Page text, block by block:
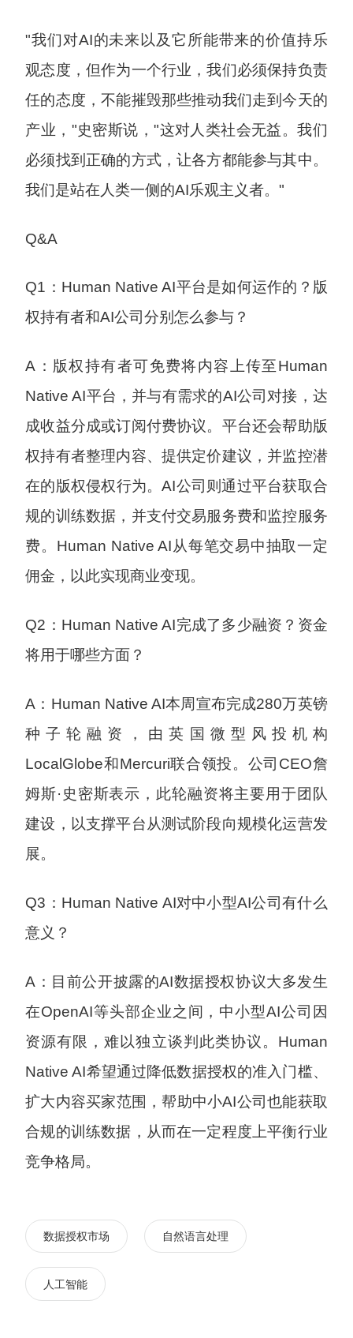
"我们对AI的未来以及它所能带来的价值持乐
观态度，但作为一个行业，我们必须保持负责
任的态度，不能摧毁那些推动我们走到今天的
产业，"史密斯说，"这对人类社会无益。我们
必须找到正确的方式，让各方都能参与其中。
我们是站在人类一侧的AI乐观主义者。"
Q&A
Q1：Human Native AI平台是如何运作的？版
权持有者和AI公司分别怎么参与？
A：版权持有者可免费将内容上传至Human
Native AI平台，并与有需求的AI公司对接，达
成收益分成或订阅付费协议。平台还会帮助版
权持有者整理内容、提供定价建议，并监控潜
在的版权侵权行为。AI公司则通过平台获取合
规的训练数据，并支付交易服务费和监控服务
费。Human Native AI从每笔交易中抽取一定
佣金，以此实现商业变现。
Q2：Human Native AI完成了多少融资？资金
将用于哪些方面？
A：Human Native AI本周宣布完成280万英镑
种子轮融资，由英国微型风投机构
LocalGlobe和Mercuri联合领投。公司CEO詹
姆斯·史密斯表示，此轮融资将主要用于团队
建设，以支撑平台从测试阶段向规模化运营发
展。
Q3：Human Native AI对中小型AI公司有什么
意义？
A：目前公开披露的AI数据授权协议大多发生
在OpenAI等头部企业之间，中小型AI公司因
资源有限，难以独立谈判此类协议。Human
Native AI希望通过降低数据授权的准入门槛、
扩大内容买家范围，帮助中小AI公司也能获取
合规的训练数据，从而在一定程度上平衡行业
竞争格局。
数据授权市场 自然语言处理
人工智能